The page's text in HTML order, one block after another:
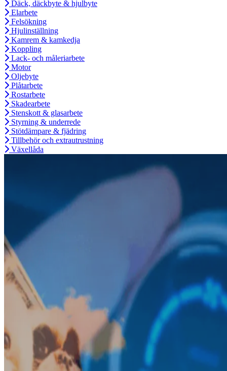
Däck, däckbyte & hjulbyte
Elarbete
Felsökning
Hjulinställning
Kamrem & kamkedja
Koppling
Lack- och måleriarbete
Motor
Oljebyte
Plåtarbete
Rostarbete
Skadearbete
Stenskott & glasarbete
Styrning & underrede
Stötdämpare & fjädring
Tillbehör och extrautrustning
Växellåda